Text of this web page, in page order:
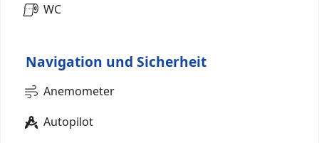
WC
Navigation und Sicherheit
Anemometer
Autopilot